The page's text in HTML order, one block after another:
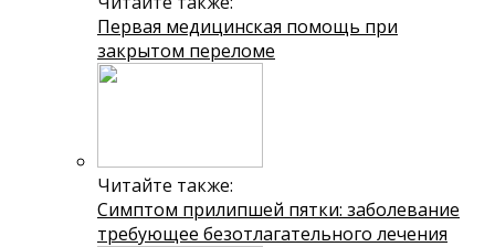
Первая медицинская помощь при
закрытом переломе
Читайте также:
Симптом прилипшей пятки: заболевание
требующее безотлагательного лечения